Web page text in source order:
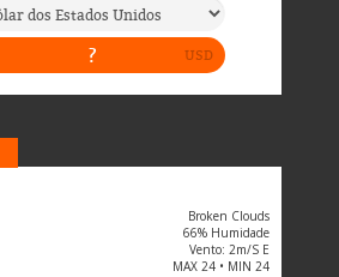
Broken Clouds
66% Humidade
Vento: 2m/s E
MAX 24 • MIN 24